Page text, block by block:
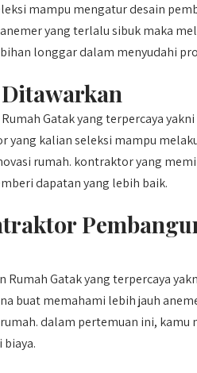
mampu mengatur desain
yang terlalu sibuk maka
longgar dalam menyudahi
Gatak yang terpercaya
yang kalian seleksi mampu
rumah. kontraktor yang
dapatan yang lebih baik.
Gatak yang terpercaya
buat memahami lebih jauh
dalam pertemuan ini, kamu